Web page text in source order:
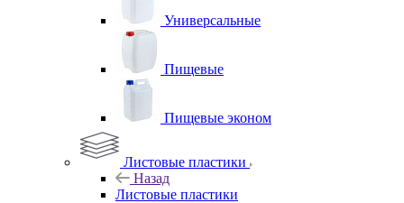
Универсальные
Пищевые
Пищевые эконом
Листовые пластики
Назад
Листовые пластики